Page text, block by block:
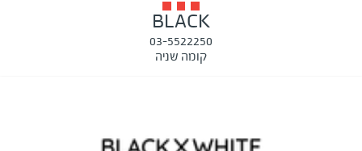
BLACK
03-5522250
קומה שניה